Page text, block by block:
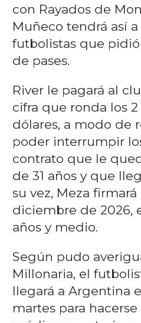
con Rayados de
Muñeco tendrá así
futbolistas que
de pases.
River le pagará al
cifra que ronda los
dólares, a modo de
poder interrumpir
contrato que le
de 31 años y que
su vez, Meza
diciembre de 2026,
años y medio.
Según pudo
Millonaria, el
llegará a Argentina
martes para